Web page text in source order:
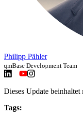
Philipp Pähler
qmBase Development Team
Dieses Update beinhaltet
Tags: